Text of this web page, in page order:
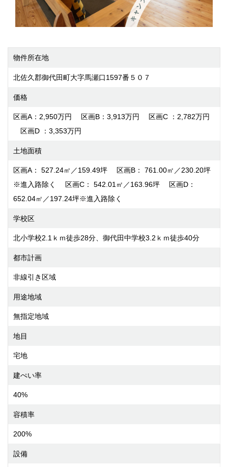
物件所在地
北佐久郡御代田町大字馬瀬口1597番５０７
価格
区画A：2,950万円 区画B：3,913万円 区画C ：2,782万円
区画D ：3,353万円
土地面積
区画A： 527.24㎡／159.49坪 区画B： 761.00㎡／230.20坪
※進入路除く 区画C： 542.01㎡／163.96坪 区画D：
652.04㎡／197.24坪※進入路除く
学校区
北小学校2.1ｋｍ徒歩28分、御代田中学校3.2ｋｍ徒歩40分
都市計画
非線引き区域
用途地域
無指定地域
地目
宅地
建ぺい率
40%
容積率
200%
設備